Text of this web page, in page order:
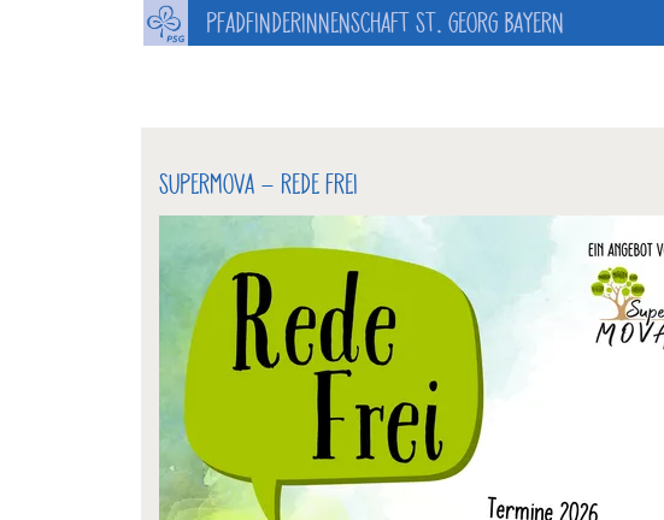
PFADFINDERINNENSCHAFT ST. GEORG BAYERN
SUPERMOVA – REDE FREI